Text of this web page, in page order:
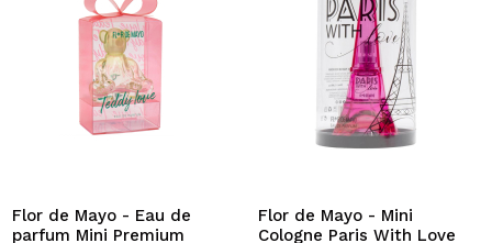
Flor de Mayo - Eau de
parfum Mini Premium
Flor de Mayo - Mini
Cologne Paris With Love